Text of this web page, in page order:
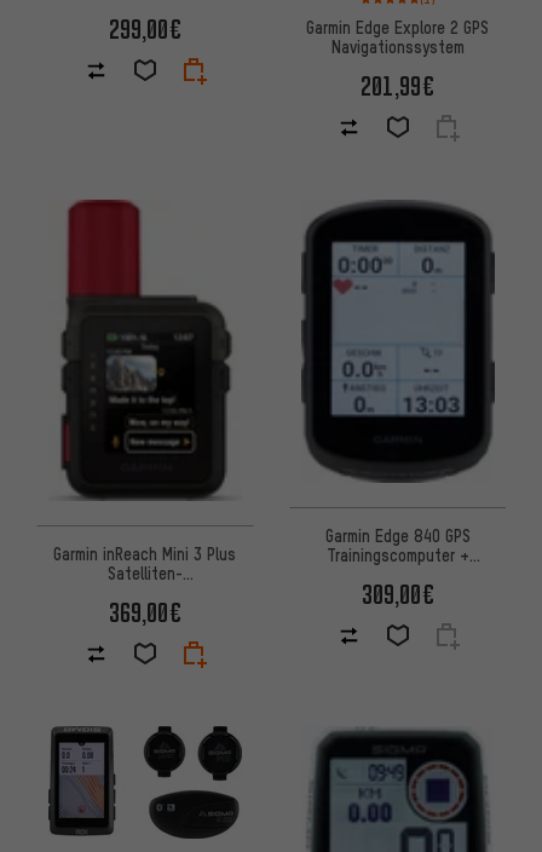
299,00€
Garmin Edge Explore 2 GPS
Navigationssystem
201,99€
Garmin inReach Mini 3 Plus
Satelliten-
369,00€
Garmin Edge 840 GPS
Trainingscomputer +
309,00€